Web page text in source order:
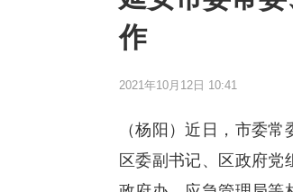
作
2021年10月12日 10:41
（杨阳）近日，市委
区委副书记、区政府党